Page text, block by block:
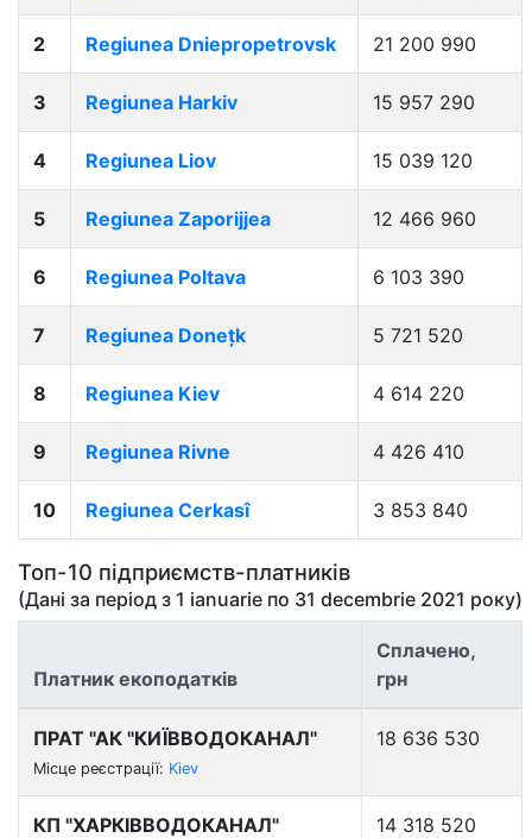
2 Regiunea Dniepropetrovsk 21 200 990
3 Regiunea Harkiv 15 957 290
4 Regiunea Liov 15 039 120
5 Regiunea Zaporijjea 12 466 960
6 Regiunea Poltava 6 103 390
7 Regiunea Donețk 5 721 520
8 Regiunea Kiev 4 614 220
9 Regiunea Rivne 4 426 410
10 Regiunea Cerkasî 3 853 840
Топ-10 підприємств-платників
(Дані за період з 1 ianuarie по 31 decembrie 2021 року)
Платник екоподатків
Сплачено,
грн
ПРАТ "АК "КИЇВВОДОКАНАЛ"
Місце реєстрації: Kiev
18 636 530
КП "ХАРКІВВОДОКАНАЛ" 14 318 520